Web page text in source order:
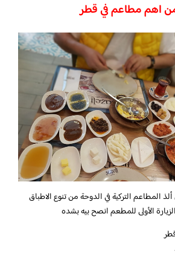
المطاعم التركية في الدوحة من تنوع الاطباق
الأولى للمطعم انصح بيه بشده